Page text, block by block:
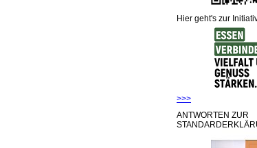
Hier geht's zur
>>>
ANTWORTEN ZUR